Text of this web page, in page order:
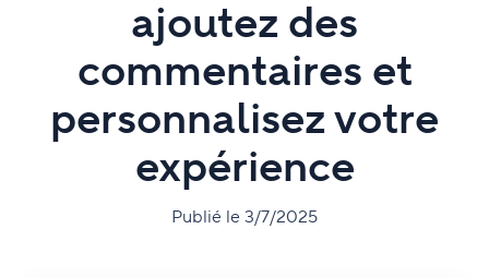
ajoutez des
commentaires et
personnalisez votre
expérience
Publié le 3/7/2025